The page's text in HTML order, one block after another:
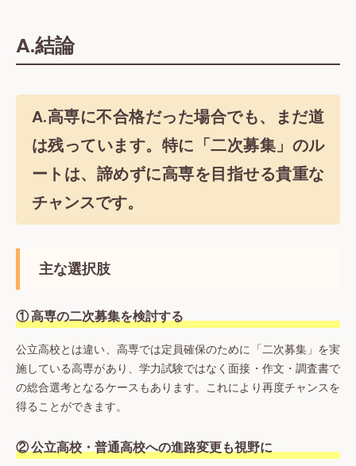
A.結論
A.高専に不合格だった場合でも、まだ道
は残っています。特に 「二次募集」 のル
ートは、諦めずに高専を目指せる貴重な
チャンスです。
主な選択肢
① 高専の二次募集を検討する
公立高校とは違い、高専では定員確保のために「二次募集」を実
施している高専があり、学力試験ではなく面接・作文・調査書で
の総合選考となるケースもあります。これにより再度チャンスを
得ることができます。
② 公立高校・普通高校への進路変更も視野に